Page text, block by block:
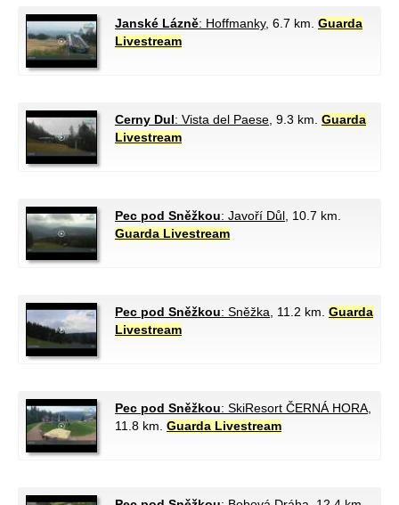
Janské Lázně: Hoffmanky, 6.7 km. Guarda
Livestream
Cerny Dul: Vista del Paese , 9.3 km. Guarda
Livestream
Pec pod Sněžkou: Javoří Důl , 10.7 km.
Guarda Livestream
Pec pod Sněžkou: Sněžka , 11.2 km. Guarda
Livestream
Pec pod Sněžkou: SkiResort ČERNÁ HORA
11.8 km. Guarda Livestream